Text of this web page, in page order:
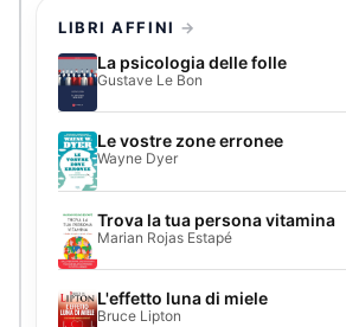
LIBRI AFFINI
La psicologia delle folle
Gustave Le Bon
Le vostre zone erronee
Wayne Dyer
Trova la tua persona vitamina
Marian Rojas Estapé
L'effetto luna di miele
Bruce Lipton